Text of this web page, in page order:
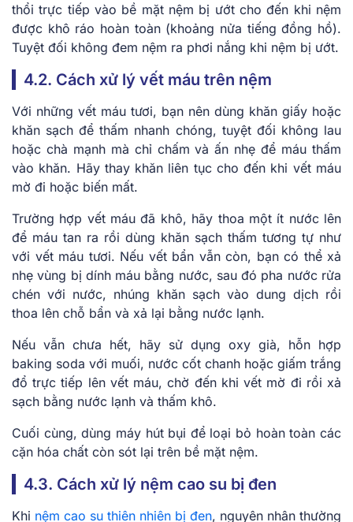
thổi trực tiếp vào bề mặt nệm bị ướt cho đến khi nệm
được khô ráo hoàn toàn (khoảng nửa tiếng đồng hồ).
Tuyệt đối không đem nệm ra phơi nắng khi nệm bị ướt.
4.2. Cách xử lý vết máu trên nệm
Với những vết máu tươi, bạn nên dùng khăn giấy hoặc
khăn sạch để thấm nhanh chóng, tuyệt đối không lau
hoặc chà mạnh mà chỉ chấm và ấn nhẹ để máu thấm
vào khăn. Hãy thay khăn liên tục cho đến khi vết máu
mờ đi hoặc biến mất.
Trường hợp vết máu đã khô, hãy thoa một ít nước lên
để máu tan ra rồi dùng khăn sạch thấm tương tự như
với vết máu tươi. Nếu vết bẩn vẫn còn, bạn có thể xả
nhẹ vùng bị dính máu bằng nước, sau đó pha nước rửa
chén với nước, nhúng khăn sạch vào dung dịch rồi
thoa lên chỗ bẩn và xả lại bằng nước lạnh.
Nếu vẫn chưa hết, hãy sử dụng oxy già, hỗn hợp
baking soda với muối, nước cốt chanh hoặc giấm trắng
đổ trực tiếp lên vết máu, chờ đến khi vết mờ đi rồi xả
sạch bằng nước lạnh và thấm khô.
Cuối cùng, dùng máy hút bụi để loại bỏ hoàn toàn các
cặn hóa chất còn sót lại trên bề mặt nệm.
4.3. Cách xử lý nệm cao su bị đen
Khi nệm cao su thiên nhiên bị đen, nguyên nhân thường